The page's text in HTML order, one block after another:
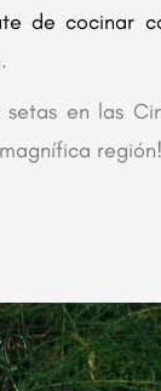
de cocinar
.
en las
región!